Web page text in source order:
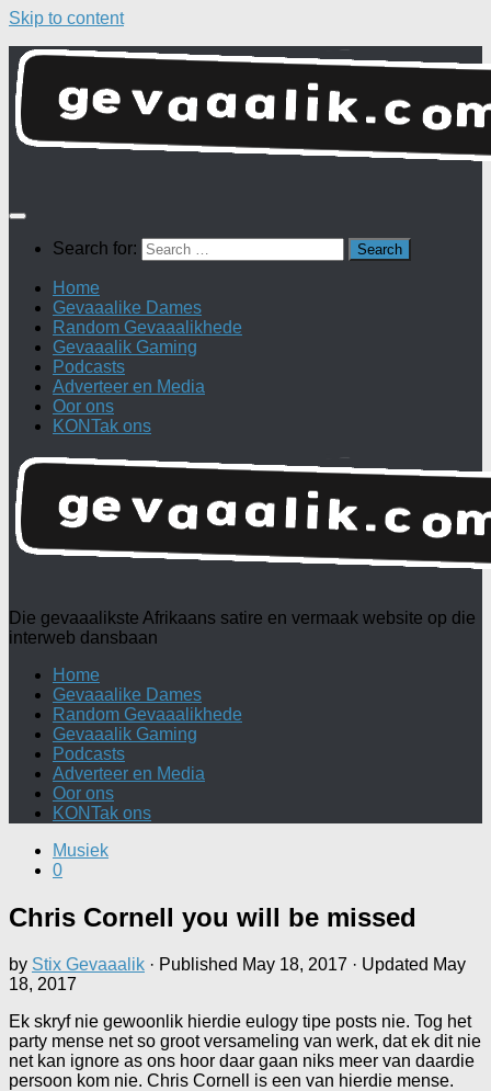
Skip to content
Search for:
Home
Gevaaalike Dames
Random Gevaaalikhede
Gevaaalik Gaming
Podcasts
Adverteer en Media
Oor ons
KONTak ons
Die gevaaalikste Afrikaans satire en vermaak website op die
interweb dansbaan
Home
Gevaaalike Dames
Random Gevaaalikhede
Gevaaalik Gaming
Podcasts
Adverteer en Media
Oor ons
KONTak ons
Musiek
0
Chris Cornell you will be missed
by Stix Gevaaalik · Published May 18, 2017 · Updated May
18, 2017
Ek skryf nie gewoonlik hierdie eulogy tipe posts nie. Tog het
party mense net so groot versameling van werk, dat ek dit nie
net kan ignore as ons hoor daar gaan niks meer van daardie
persoon kom nie. Chris Cornell is een van hierdie mense.